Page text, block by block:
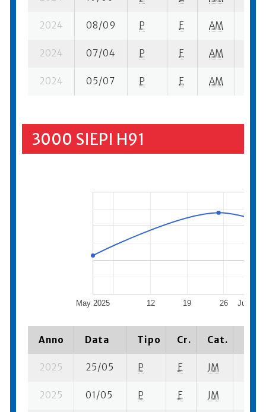
2024 08/09 P E AM
2024 07/04 P E AM
2024 05/07 P E AM
3000 SIEPI H91
May 2025 June
12 19 26
Anno Data Tipo Cr. Cat.
2025 25/05 P E JM
2025 01/05 P E JM